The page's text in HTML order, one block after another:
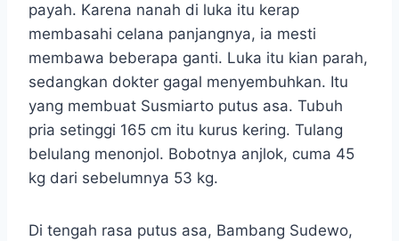
payah. Karena nanah di luka itu kerap
membasahi celana panjangnya, ia mesti
membawa beberapa ganti. Luka itu kian parah,
sedangkan dokter gagal menyembuhkan. Itu
yang membuat Susmiarto putus asa. Tubuh
pria setinggi 165 cm itu kurus kering. Tulang
belulang menonjol. Bobotnya anjlok, cuma 45
kg dari sebelumnya 53 kg.
Di tengah rasa putus asa, Bambang Sudewo,